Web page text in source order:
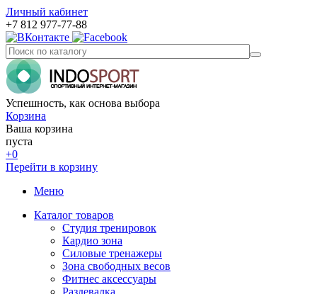
Личный кабинет
+7 812 977-77-88
Успешность, как основа выбора
Корзина
Ваша корзина
пуста
+0
Перейти в корзину
Меню
Каталог товаров
Студия тренировок
Кардио зона
Силовые тренажеры
Зона свободных весов
Фитнес аксессуары
Раздевалка